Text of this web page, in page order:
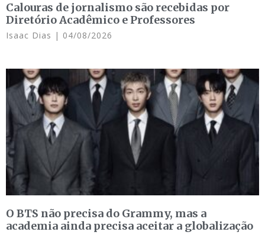
Calouras de jornalismo são recebidas por
Diretório Acadêmico e Professores
Isaac Dias 04/08/2026
O BTS não precisa do Grammy, mas a
academia ainda precisa aceitar a globalização